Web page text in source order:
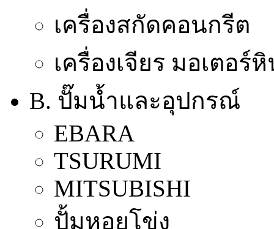
เครื่องสกัดคอนกรีต
เครื่องเจียร มอเตอร์
B. ปั๊มน้ำและอุปกรณ์
EBARA
TSURUMI
MITSUBISHI
ปั้มหอยโข่ง